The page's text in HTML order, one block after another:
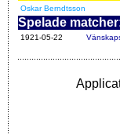
Oskar Berndtsson
Spelade
1921-05-22